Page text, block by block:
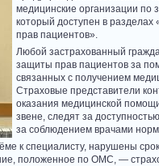
медицинские организации по
который доступен в
прав пациентов».
Любой застрахованный
защиты прав пациентов за
связанных с получением
Страховые представители
оказания медицинской
звене, следят за
за соблюдением врачами
к специалисту, нарушены
положенное по ОМС, —